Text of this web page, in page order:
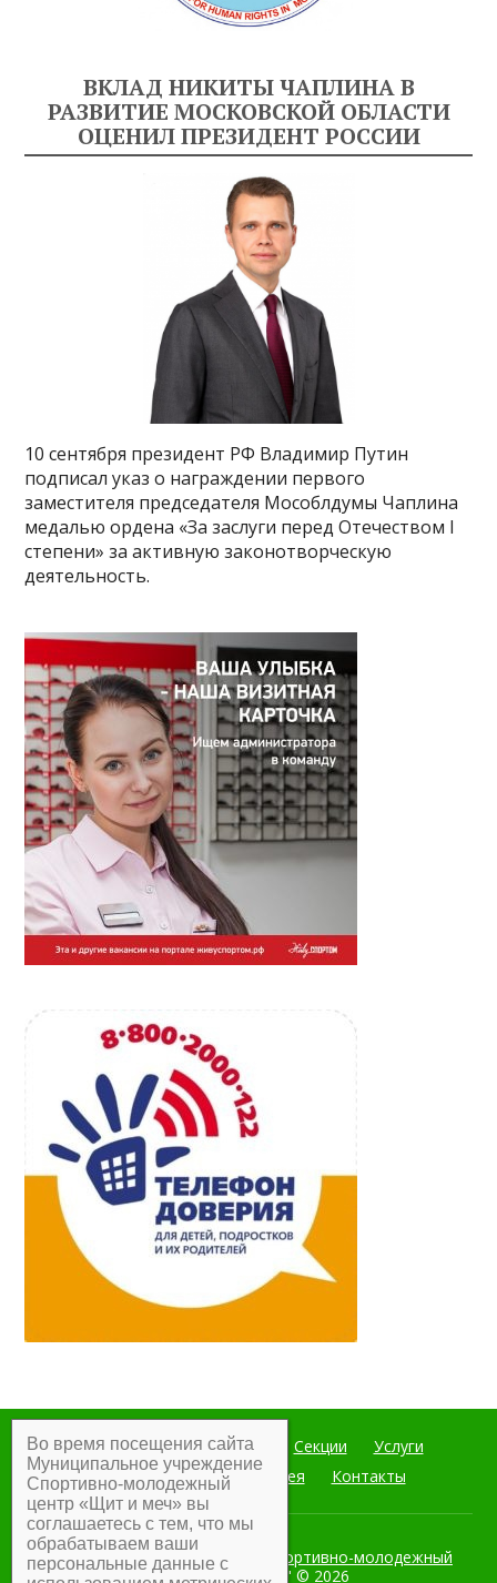
ВКЛАД НИКИТЫ ЧАПЛИНА В
РАЗВИТИЕ МОСКОВСКОЙ ОБЛАСТИ
ОЦЕНИЛ ПРЕЗИДЕНТ РОССИИ
10 сентября президент РФ Владимир Путин
подписал указ о награждении первого
заместителя председателя Мособлдумы Чаплина
медалью ордена «За заслуги перед Отечеством I
степени» за активную законотворческую
деятельность.
Главная Мероприятия Секции
Услуги
Документы
Фотогалерея Контакты
Муниципальное учреждение Спортивно-молодежный
центр "Щит и меч" © 2026
Во время посещения сайта
Муниципальное учреждение
Спортивно-молодежный
центр «Щит и меч» вы
соглашаетесь с тем, что мы
обрабатываем ваши
персональные данные с